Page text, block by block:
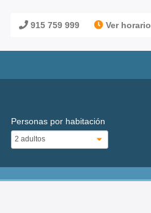
915 759 999 Ver horario
Personas por habitación